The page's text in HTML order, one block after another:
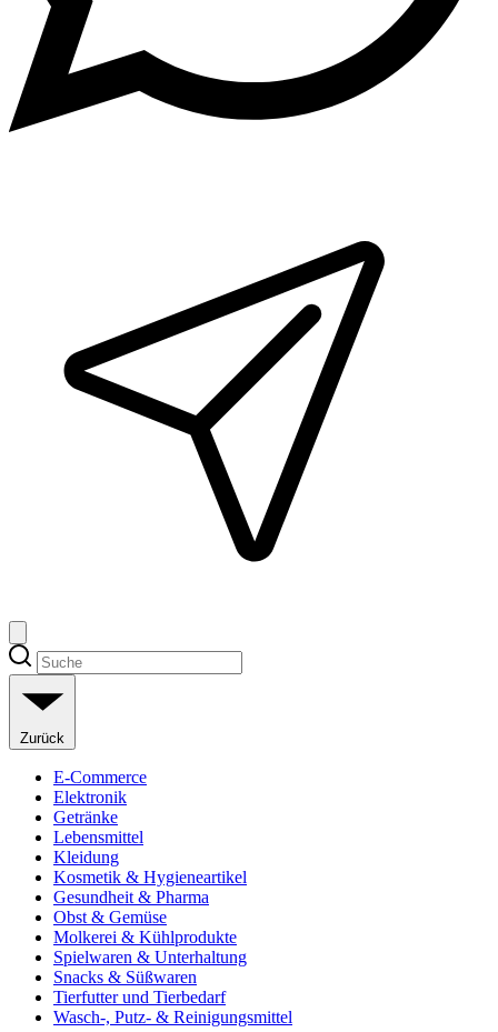
Zurück
E-Commerce
Elektronik
Getränke
Lebensmittel
Kleidung
Kosmetik & Hygieneartikel
Gesundheit & Pharma
Obst & Gemüse
Molkerei & Kühlprodukte
Spielwaren & Unterhaltung
Snacks & Süßwaren
Tierfutter und Tierbedarf
Wasch-, Putz- & Reinigungsmittel